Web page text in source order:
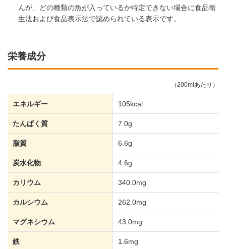
んが、どの種類の魚が入っているか特定できない場合に食品衛
生法および食品表示法で認められている表示です。
栄養成分
（200mlあたり）
エネルギー 105kcal
たんぱく質 7.0g
脂質 6.6g
炭水化物 4.6g
カリウム 340.0mg
カルシウム 262.0mg
マグネシウム 43.0mg
鉄 1.6mg